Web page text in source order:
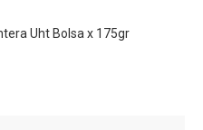
Uht Bolsa x 175gr